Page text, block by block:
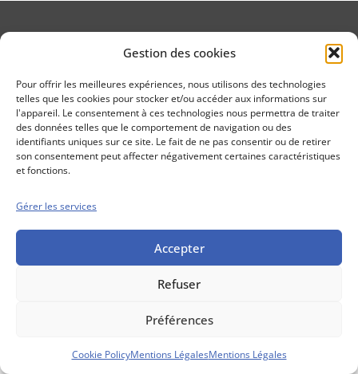
Gestion des cookies
Pour offrir les meilleures expériences, nous utilisons des technologies
telles que les cookies pour stocker et/ou accéder aux informations sur
l'appareil. Le consentement à ces technologies nous permettra de traiter
des données telles que le comportement de navigation ou des
identifiants uniques sur ce site. Le fait de ne pas consentir ou de retirer
son consentement peut affecter négativement certaines caractéristiques
et fonctions.
Gérer les services
Accepter
Refuser
Préférences
Cookie PolicyMentions LégalesMentions Légales
Conseils boursiers depuis 1952
Propos Utiles est
une publication
des Editions
Marigny
Mentions Légales
Politique cookie